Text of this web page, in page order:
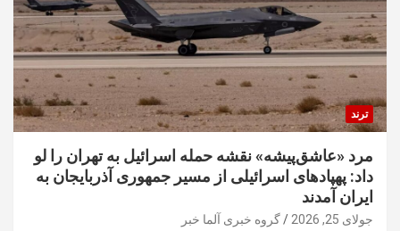
ترند
مرد «عاشق‌پیشه» نقشه حمله اسرائیل به تهران را لو
داد: پهپادهای اسرائیلی از مسیر جمهوری آذربایجان به
ایران آمدند
جولای 25, 2026 گروه خبری آلما خبر